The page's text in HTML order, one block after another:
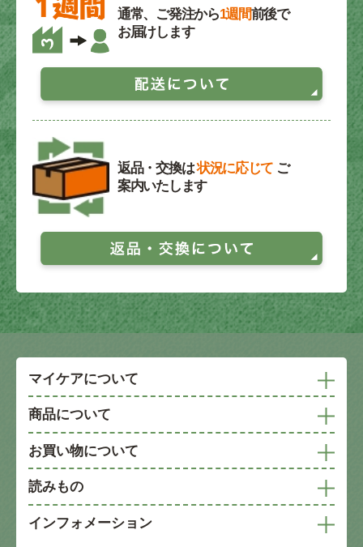
通常、ご発注から1週間前後で
お届けします
返品・交換は状況に応じて ご
案内いたします
マイケアについて
商品について
お買い物について
読みもの
インフォメーション